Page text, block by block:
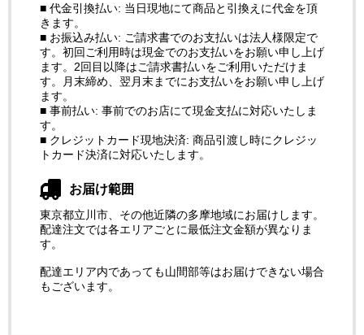
■ 代金引換払い: 当日現地にて商品と引換えに代金を頂
きます。
■ お振込み払い: ご請求書でのお支払いは法人様限定で
す。初回ご利用時は現金でのお支払いをお願い申し上げ
ます。2回目以降はご請求書払いをご利用いただけま
す。月末締め、翌月末までにお支払いをお願い申し上げ
ます。
■ 事前払い: 事前でのお店にて現金支払に対応いたしま
す。
■ クレジットカード現地決済: 商品引渡し時にクレジッ
トカード決済に対応いたします。
お届け範囲
東京都立川市、その他近隣の多摩地域にお届けします。
配達注文では各エリアごとに最低注文金額が異なりま
す。
配達エリア内であっても山間部等はお届けできない場合
もございます。